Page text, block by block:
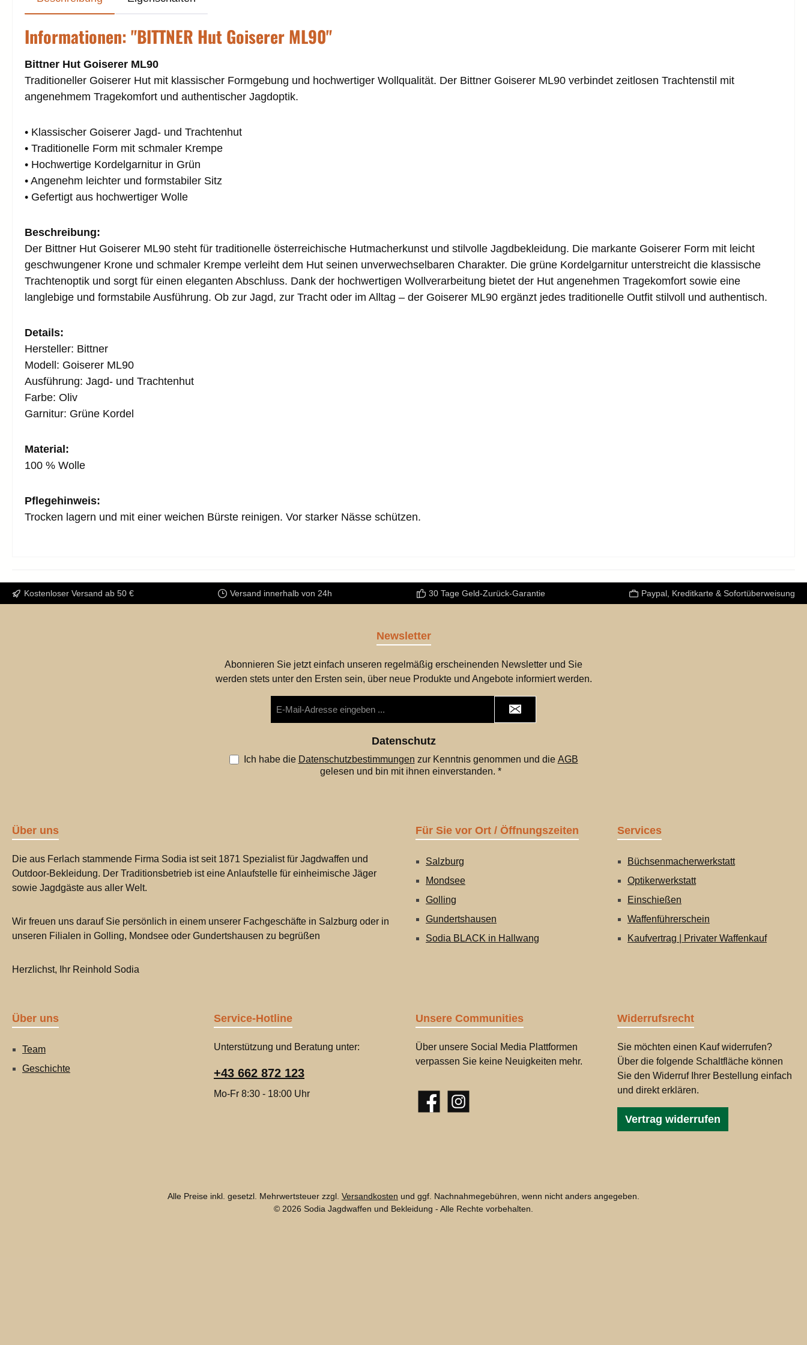
Informationen: "BITTNER Hut Goiserer ML90"
Bittner Hut Goiserer ML90
Traditioneller Goiserer Hut mit klassischer Formgebung und hochwertiger Wollqualität. Der Bittner Goiserer ML90 verbindet zeitlosen Trachtenstil mit
angenehmem Tragekomfort und authentischer Jagdoptik.
• Klassischer Goiserer Jagd- und Trachtenhut
• Traditionelle Form mit schmaler Krempe
• Hochwertige Kordelgarnitur in Grün
• Angenehm leichter und formstabiler Sitz
• Gefertigt aus hochwertiger Wolle
Beschreibung:
Der Bittner Hut Goiserer ML90 steht für traditionelle österreichische Hutmacherkunst und stilvolle Jagdbekleidung. Die markante Goiserer Form mit leicht
geschwungener Krone und schmaler Krempe verleiht dem Hut seinen unverwechselbaren Charakter. Die grüne Kordelgarnitur unterstreicht die klassische
Trachtenoptik und sorgt für einen eleganten Abschluss. Dank der hochwertigen Wollverarbeitung bietet der Hut angenehmen Tragekomfort sowie eine
langlebige und formstabile Ausführung. Ob zur Jagd, zur Tracht oder im Alltag – der Goiserer ML90 ergänzt jedes traditionelle Outfit stilvoll und authentisch.
Details:
Hersteller: Bittner
Modell: Goiserer ML90
Ausführung: Jagd- und Trachtenhut
Farbe: Oliv
Garnitur: Grüne Kordel
Material:
100 % Wolle
Pflegehinweis:
Trocken lagern und mit einer weichen Bürste reinigen. Vor starker Nässe schützen.
Kostenloser Versand ab 50 € Versand innerhalb von 24h 30 Tage Geld-Zurück-Garantie Paypal, Kreditkarte & Sofortüberweisung
Newsletter
Abonnieren Sie jetzt einfach unseren regelmäßig erscheinenden Newsletter und Sie
werden stets unter den Ersten sein, über neue Produkte und Angebote informiert werden.
Mail-
Datenschutz
Ich habe die Datenschutzbestimmungen zur Kenntnis genommen und die AGB
gelesen und bin mit ihnen einverstanden. *
Über uns
Die aus Ferlach stammende Firma Sodia ist seit 1871 Spezialist für Jagdwaffen und
Outdoor-Bekleidung. Der Traditionsbetrieb ist eine Anlaufstelle für einheimische Jäger
sowie Jagdgäste aus aller Welt.
Wir freuen uns darauf Sie persönlich in einem unserer Fachgeschäfte in Salzburg oder in
unseren Filialen in Golling, Mondsee oder Gundertshausen zu begrüßen
Herzlichst, Ihr Reinhold Sodia
Für Sie vor Ort / Öffnungszeiten
Salzburg
Mondsee
Golling
Gundertshausen
Sodia BLACK in Hallwang
Services
Büchsenmacherwerkstatt
Optikerwerkstatt
Einschießen
Waffenführerschein
Kaufvertrag | Privater Waffenkauf
Über uns
Team
Geschichte
Service-Hotline
Unterstützung und Beratung unter:
+43 662 872 123
Mo-Fr 8:30 - 18:00 Uhr
Unsere Communities
Über unsere Social Media Plattformen
verpassen Sie keine Neuigkeiten mehr.
FacebookInstagram
Widerrufsrecht
Sie möchten einen Kauf widerrufen?
Über die folgende Schaltfläche können
Sie den Widerruf Ihrer Bestellung einfach
und direkt erklären.
Vertrag widerrufen
Alle Preise inkl. gesetzl. Mehrwertsteuer zzgl. Versandkosten und ggf. Nachnahmegebühren, wenn nicht anders angegeben.
© 2026 Sodia Jagdwaffen und Bekleidung - Alle Rechte vorbehalten.